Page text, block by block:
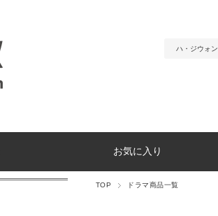
ハ・ジウォン
お気に入り
TOP ドラマ商品一覧